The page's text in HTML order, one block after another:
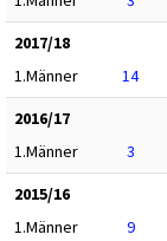
2017/18
1.Männer
14
2016/17
1.Männer
3
2015/16
1.Männer
9